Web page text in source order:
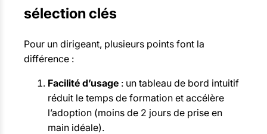
sélection clés
Pour un dirigeant, plusieurs points font la
différence :
Facilité d’usage : un tableau de bord intuitif
réduit le temps de formation et accélère
l’adoption (moins de 2 jours de prise en
main idéale).